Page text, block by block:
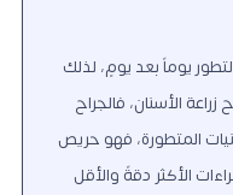
يوماً بعد يومٍ، لذلك
زراعة الأسنان، فالجراح
المتطورة، فهو حريص
الأكثر دقةً والأقل